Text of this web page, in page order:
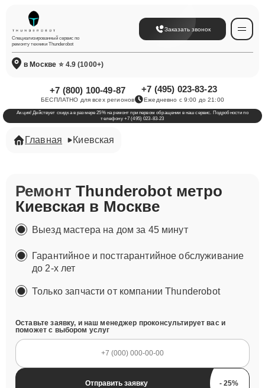
Специализированный сервис по
ремонту техники Thunderobot
Заказать звонок
в Москве ⭐ 4.9 (1000+)
+7 (800) 100-49-87
БЕСПЛАТНО для всех регионов
+7 (495) 023-83-23
Ежедневно с 9:00 до 21:00
Акция! Действует скидка в размере 25% на ремонт при первом обращении в наш сервис. Подробности по
телефону +7 (495) 023-83-23
Главная Киевская
РемонтThunderobot метро
Киевская в Москве
Выезд мастера на дом за 45 минут
Гарантийное и постгарантийное обслуживание
до 2-х лет
Только запчасти от компании Thunderobot
Оставьте заявку, и наш менеджер проконсультирует вас и
поможет с выбором услуг
Отправить заявку